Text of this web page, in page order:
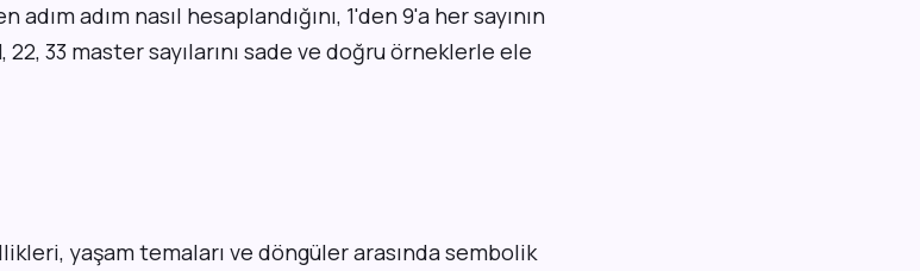
adım nasıl hesaplandığını, 1'den 9'a her sayının
22, 33 master sayılarını sade ve doğru örneklerle ele
yaşam temaları ve döngüler arasında sembolik